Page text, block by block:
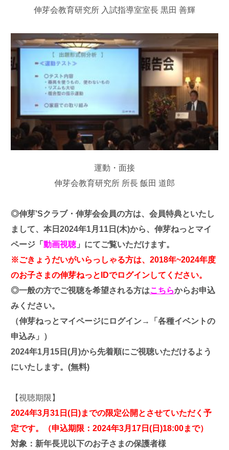
伸芽会教育研究所 入試指導室室長 黒田 善輝
運動・面接
伸芽会教育研究所 所長 飯田 道郎
◎伸芽’Sクラブ・伸芽会会員の方は、会員特典といたし
まして、 本日2024年1月11日(木)から、伸芽ねっとマイ
ページ「 動画視聴」にてご覧いただけます。
※ごきょうだいがいらっしゃる方は、2018年~2024年度
のお子さまの伸芽ねっとIDでログインしてください。
◎一般の方でご視聴を希望される方はこちらからお申込
みください。
（伸芽ねっとマイページにログイン→「各種イベントの
申込み」）
2024年1月15日(月)から先着順にご視聴いただけるよう
にいたします。(無料)
【視聴期限】
2024年3月31日(日)までの限定公開とさせていただく予
定です。（申込期限：2024年3月17日(日)18:00まで）
対象：新年長児以下のお子さまの保護者様